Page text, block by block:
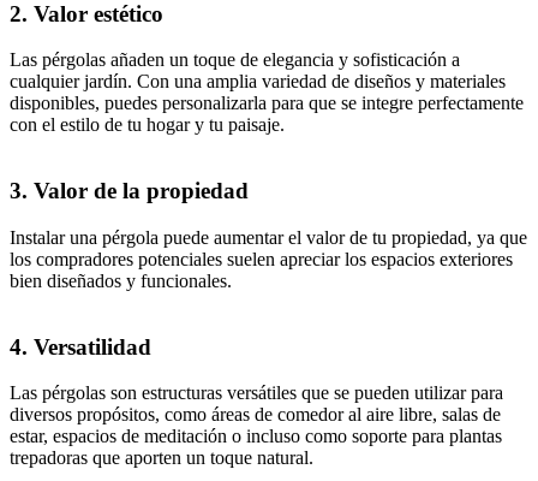
2. Valor estético
Las pérgolas añaden un toque de elegancia y sofisticación a
cualquier jardín. Con una amplia variedad de diseños y materiales
disponibles, puedes personalizarla para que se integre perfectamente
con el estilo de tu hogar y tu paisaje.
3. Valor de la propiedad
Instalar una pérgola puede aumentar el valor de tu propiedad, ya que
los compradores potenciales suelen apreciar los espacios exteriores
bien diseñados y funcionales.
4. Versatilidad
Las pérgolas son estructuras versátiles que se pueden utilizar para
diversos propósitos, como áreas de comedor al aire libre, salas de
estar, espacios de meditación o incluso como soporte para plantas
trepadoras que aporten un toque natural.